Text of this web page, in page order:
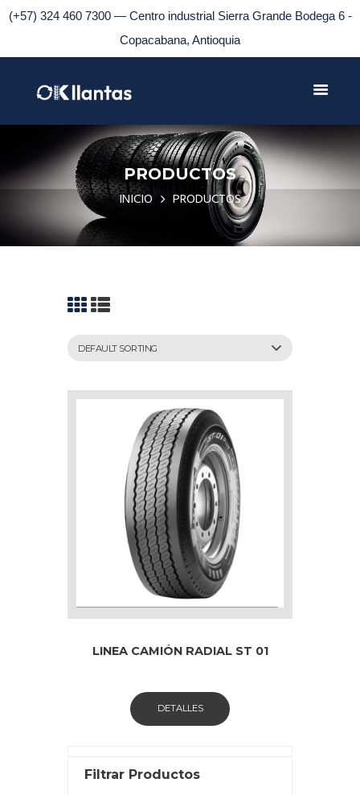
(+57) 324 460 7300 — Centro industrial Sierra Grande Bodega 6 -
Copacabana, Antioquia
PRODUCTOS
INICIO PRODUCTOS
LINEA CAMIÓN RADIAL ST 01
DETALLES
Filtrar Productos